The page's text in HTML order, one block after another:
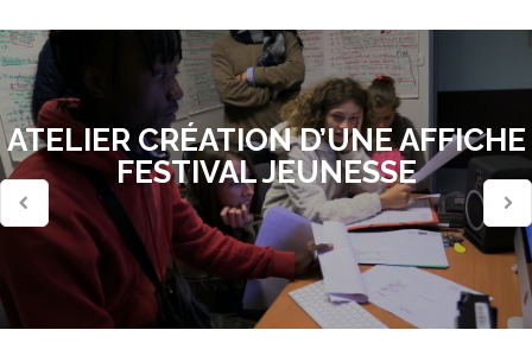
ATELIER CRÉATION D’UNE AFFICHE
FESTIVAL JEUNESSE